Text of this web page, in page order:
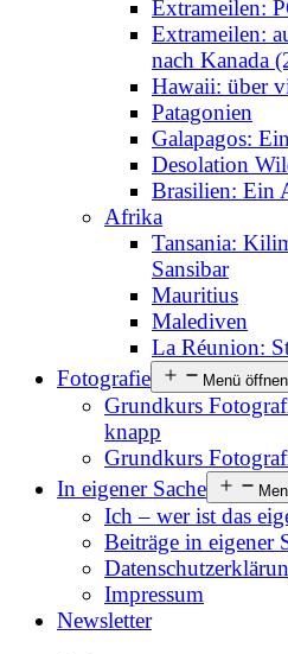
Extrameilen:
Extrameilen:
nach Kanada
Hawaii: über
Patagonien
Galapagos:
Desolation
Brasilien: Ein
Afrika
Tansania:
Sansibar
Mauritius
Malediven
La Réunion:
Fotografie
Menü öffnen
Grundkurs
knapp
Grundkurs
In eigener Sache
Ich – wer ist das
Beiträge in eigener
Impressum
Newsletter